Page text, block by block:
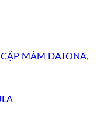
CẶP MÂM DATONA,